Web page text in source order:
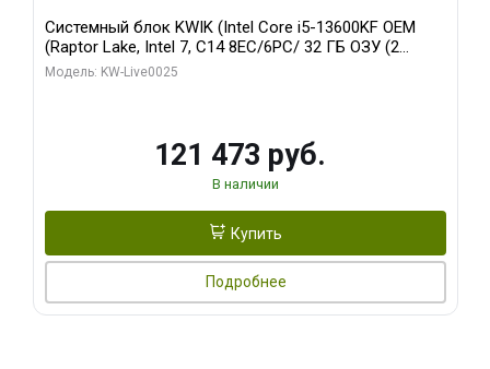
Системный блок KWIK (Intel Core i5-13600KF OEM
(Raptor Lake, Intel 7, C14 8EC/6PC/ 32 ГБ ОЗУ (2
модуля)/ Gigabyte RTX5060 WINDFORCE OC 8GB
Модель: KW-Live0025
121 473 руб.
В наличии
Купить
Подробнее